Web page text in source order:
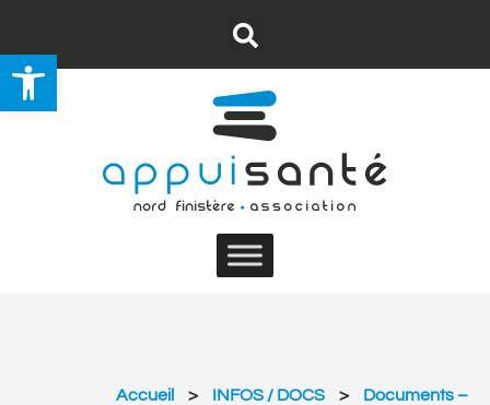
Accueil > INFOS / DOCS >
Documents –
Ouvrir la barre d’outils